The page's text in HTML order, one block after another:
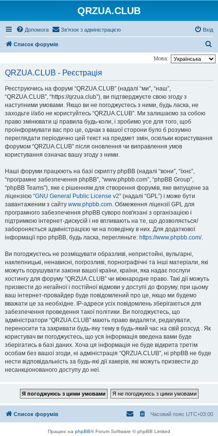
QRZUA.CLUB
Допомога Зв'язок з адміністрацією Вхід
Список форумів
о
Мова:
QRZUA.CLUB - Реєстрація
Реєструючись на форумі “QRZUA.CLUB” (надалі “ми”, “наш”,
“QRZUA.CLUB”, “https://qrzua.club”), ви підтверджуєте свою згоду з
наступними умовами. Якщо ви не погоджуєтесь з ними, будь ласка, не
заходьте і/або не користуйтесь “QRZUA.CLUB”. Ми залишаємо за собою
право змінювати ці правила будь-коли, і зробимо усе для того, щоб
проінформувати вас про це, однак з вашої сторони було б розумно
переглядати періодично цей текст на предмет змін, оскільки користування
форумом “QRZUA.CLUB” після оновлення чи виправлення умов
користування означає вашу згоду з ними.
Наші форуми працюють на базі скрипту phpBB (надалі “вони”, “їхнє”,
“програмне забезпечення phpBB”, “www.phpbb.com”, “phpBB Group”,
“phpBB Teams”), яке є рішенням для створення форумів, яке випущене за
ліцензією “GNU General Public License v2” (надалі “GPL”) і може бути
завантаженим з сайту www.phpbb.com. Обмеження ліцензії GPL для
програмного забезпечення phpBB суворо пов'язані з організацією і
підтримкою інтернет-дискусій і не впливають на те, що дозволяється/
забороняється адміністрацією чи на поведінку в них. Для додаткової
інформації про phpBB, будь ласка, перегляньте: https://www.phpbb.com/.
Ви погоджуєтесь не розміщувати образливі, непристойні, вульгарні,
наклепницькі, ненависні, погрозливі, порнографічні та інші матеріали, які
можуть порушувати закони вашої країни, країни, яка надає послуги
хостингу для форуму “QRZUA.CLUB” чи міжнародне право. Такі дії можуть
призвести до негайної і постійної відмови у доступі до форуму, при цьому
ваш інтернет-провайдер буде повідомлений про це, якщо ми будемо
вважати це за необхідне. IP-адреси усіх повідомлень зберігаються для
забезпечення проведення такої політики. Ви погоджуєтесь, що
адміністратори “QRZUA.CLUB” мають право видаляти, редагувати,
переносити та закривати будь-яку тему в будь-який час на свій розсуд . Як
користувач ви погоджуєтесь, що уся інформація введена вами буде
зберігатись в базі даних. Хоча ця інформація не буде відкрита третім
особам без вашої згоди, ні адміністрація “QRZUA.CLUB”, ні phpBB не буде
нести відповідальність за будь-які дії хакерів, які можуть призвести до
несанкціонованого доступу до неї.
Список форумів Часовий пояс UTC+03:00
Працює на phpBB® Forum Software © phpBB Limited